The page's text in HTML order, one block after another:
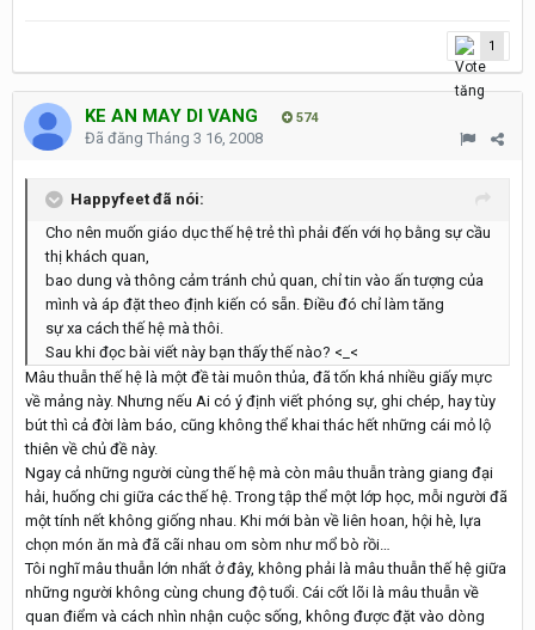
1
KE AN MAY DI VANG 574
Đã đăng Tháng 3 16, 2008
Happyfeet đã nói:
Cho nên muốn giáo dục thế hệ trẻ thì phải đến với họ bằng sự cầu
thị khách quan,
bao dung và thông cảm tránh chủ quan, chỉ tin vào ấn tượng của
mình và áp đặt theo định kiến có sẵn. Điều đó chỉ làm tăng
sự xa cách thế hệ mà thôi.
Sau khi đọc bài viết này bạn thấy thế nào? <_<
Mâu thuẫn thế hệ là một đề tài muôn thủa, đã tốn khá nhiều giấy mực
về mảng này. Nhưng nếu Ai có ý định viết phóng sự, ghi chép, hay tùy
bút thì cả đời làm báo, cũng không thể khai thác hết những cái mỏ lộ
thiên về chủ đề này.
Ngay cả những người cùng thế hệ mà còn mâu thuẫn tràng giang đại
hải, huống chi giữa các thế hệ. Trong tập thể một lớp học, mỗi người đã
một tính nết không giống nhau. Khi mới bàn về liên hoan, hội hè, lựa
chọn món ăn mà đã cãi nhau om sòm như mổ bò rồi…
Tôi nghĩ mâu thuẫn lớn nhất ở đây, không phải là mâu thuẫn thế hệ giữa
những người không cùng chung độ tuổi. Cái cốt lõi là mâu thuẫn về
quan điểm và cách nhìn nhận cuộc sống, không được đặt vào dòng